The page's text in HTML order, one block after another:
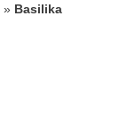
» Basilika